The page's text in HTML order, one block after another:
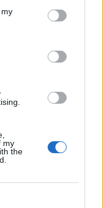
my
the
Dy të vrarë dhe 13
Stafa thirrje